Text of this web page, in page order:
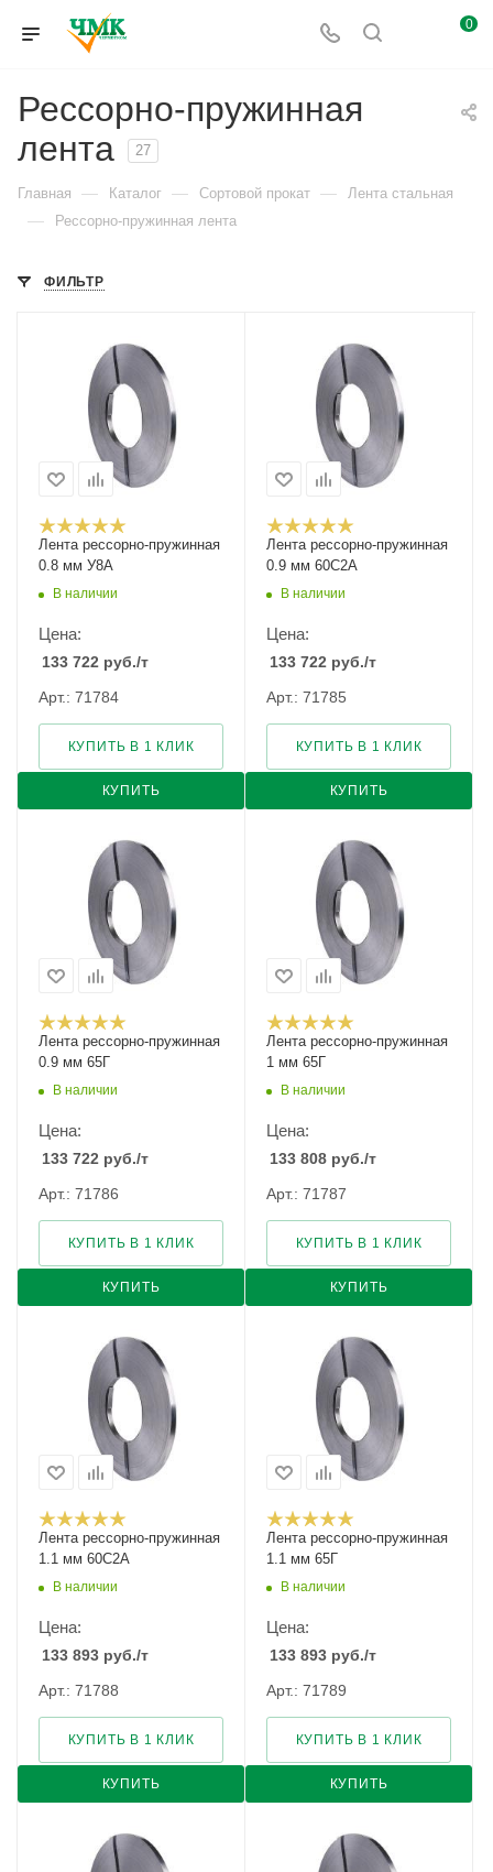
0
Рессорно-пружинная
лента
27
Главная — Каталог — Сортовой прокат — Лента стальная
— Рессорно-пружинная лента
ФИЛЬТР
Лента рессорно-пружинная
0.8 мм У8А
В наличии
Цена:
133 722 руб./т
Арт.: 71784
КУПИТЬ
КУПИТЬ В 1 КЛИК
Лента рессорно-пружинная
0.9 мм 60С2А
В наличии
Цена:
133 722 руб./т
Арт.: 71785
КУПИТЬ
КУПИТЬ В 1 КЛИК
Лента рессорно-пружинная
0.9 мм 65Г
В наличии
Цена:
133 722 руб./т
Арт.: 71786
КУПИТЬ
КУПИТЬ В 1 КЛИК
Лента рессорно-пружинная
1 мм 65Г
В наличии
Цена:
133 808 руб./т
Арт.: 71787
КУПИТЬ
КУПИТЬ В 1 КЛИК
Лента рессорно-пружинная
1.1 мм 60С2А
В наличии
Цена:
133 893 руб./т
Арт.: 71788
КУПИТЬ
КУПИТЬ В 1 КЛИК
Лента рессорно-пружинная
1.1 мм 65Г
В наличии
Цена:
133 893 руб./т
Арт.: 71789
КУПИТЬ
КУПИТЬ В 1 КЛИК